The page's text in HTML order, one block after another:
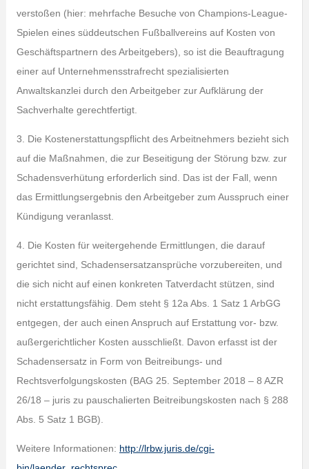
verstoßen (hier: mehrfache Besuche von Champions-League-
Spielen eines süddeutschen Fußballvereins auf Kosten von
Geschäftspartnern des Arbeitgebers), so ist die Beauftragung
einer auf Unternehmensstrafrecht spezialisierten
Anwaltskanzlei durch den Arbeitgeber zur Aufklärung der
Sachverhalte gerechtfertigt.
3. Die Kostenerstattungspflicht des Arbeitnehmers bezieht sich
auf die Maßnahmen, die zur Beseitigung der Störung bzw. zur
Schadensverhütung erforderlich sind. Das ist der Fall, wenn
das Ermittlungsergebnis den Arbeitgeber zum Ausspruch einer
Kündigung veranlasst.
4. Die Kosten für weitergehende Ermittlungen, die darauf
gerichtet sind, Schadensersatzansprüche vorzubereiten, und
die sich nicht auf einen konkreten Tatverdacht stützen, sind
nicht erstattungsfähig. Dem steht § 12a Abs. 1 Satz 1 ArbGG
entgegen, der auch einen Anspruch auf Erstattung vor- bzw.
außergerichtlicher Kosten ausschließt. Davon erfasst ist der
Schadensersatz in Form von Beitreibungs- und
Rechtsverfolgungskosten (BAG 25. September 2018 – 8 AZR
26/18 – juris zu pauschalierten Beitreibungskosten nach § 288
Abs. 5 Satz 1 BGB).
Weitere Informationen: http://lrbw.juris.de/cgi-